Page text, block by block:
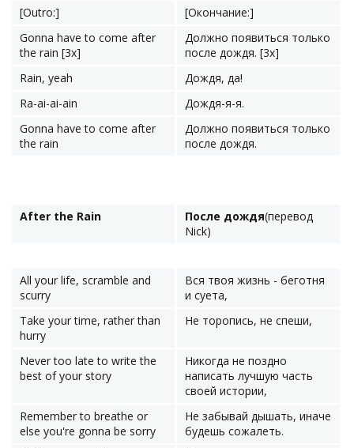
[Outro:]
[Окончание:]
Gonna have to come after
the rain [3x]
Должно появиться только
после дождя. [3x]
Rain, yeah
Дождя, да!
Ra-ai-ai-ain
Дождя-я-я.
Gonna have to come after
the rain
Должно появиться только
после дождя.
After the Rain После дождя(перевод
Nick)
All your life, scramble and
scurry
Вся твоя жизнь - беготня
и суета,
Take your time, rather than
hurry
Не торопись, не спеши,
Never too late to write the
best of your story
Никогда не поздно
написать лучшую часть
своей истории,
Remember to breathe or
else you're gonna be sorry
Не забывай дышать, иначе
будешь сожалеть.